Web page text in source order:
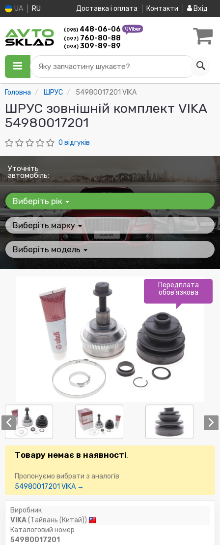
UA RU Доставка і оплата Контакти Вхід
(095) 448-06-06
(097) 760-80-88
(093) 309-89-89
Яку запчастину шукаєте?
Головна ШРУС 54980017201 VIKA
ШРУС зовнішній комплект VIKA
54980017201
0 відгуків
Уточніть
автомобіль:
Виберіть рік
Виберіть марку
Виберіть модель
Передплата
обов'язкова
Товару немає в наявності.
Пропонуємо вибрати з аналогів
54980017201 VIKA →
Виробник
VIKA(Тайвань (Китай))
Каталоговий номер
54980017201